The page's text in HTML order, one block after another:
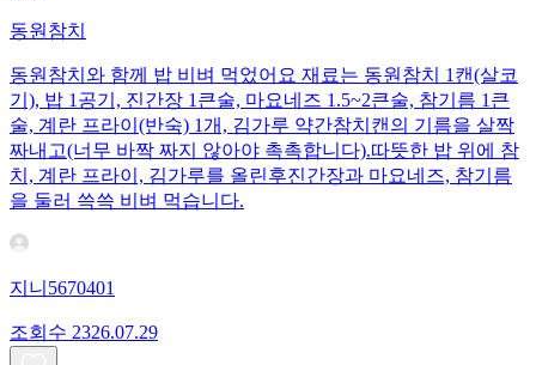
동원참치
동원참치와 함께 밥 비벼 먹었어요 재료는 동원참치 1캔(살코
기), 밥 1공기, 진간장 1큰술, 마요네즈 1.5~2큰술, 참기름 1큰
술, 계란 프라이(반숙) 1개, 김가루 약간 ​참치캔의 기름을 살짝
짜내고(너무 바짝 짜지 않아야 촉촉합니다). ​따뜻한 밥 위에 참
치, 계란 프라이, 김가루를 올린후 ​진간장과 마요네즈, 참기름
을 둘러 쓱쓱 비벼 먹습니다.
지니5670401
조회수 2326.07.29